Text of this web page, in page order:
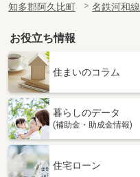
知多郡阿久比町
名鉄河和線
お役立ち情報
住まいのコラム
暮らしのデータ
(補助金・助成金情報)
住宅ローン